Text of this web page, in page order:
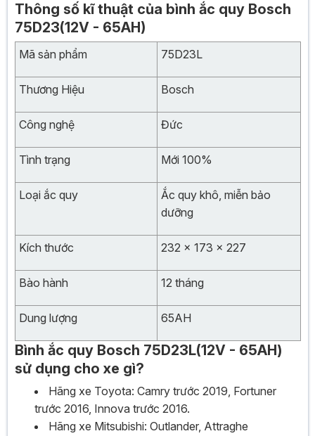
Thông số kĩ thuật của bình ắc quy Bosch
75D23(12V - 65AH)
Mã sản phẩm 75D23L
Thương Hiệu Bosch
Công nghệ Đức
Tình trạng Mới 100%
Loại ắc quy
Ắc quy khô, miễn bảo
dưỡng
Kích thước 232 x 173 x 227
Bào hành 12 tháng
Dung lượng 65AH
Bình ắc quy Bosch 75D23L(12V - 65AH)
sử dụng cho xe gì?
Hãng xe Toyota: Camry trước 2019, Fortuner
trước 2016, Innova trước 2016.
Hãng xe Mitsubishi: Outlander, Attraghe